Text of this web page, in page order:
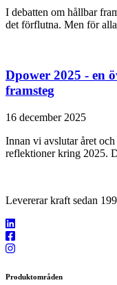
I debatten om hållbar
det förflutna. Men för
Dpower 2025 - en
framsteg
16 december 2025
Innan vi avslutar året
reflektioner kring 2025.
Levererar kraft sedan
Produktområden